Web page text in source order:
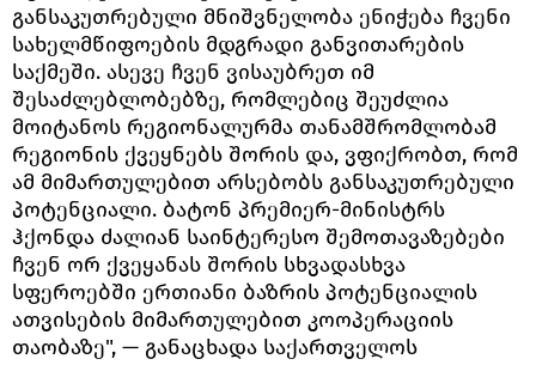
განსაკუთრებული მნიშვნელობა ენიჭება ჩვენი
სახელმწიფოების მდგრადი განვითარების
საქმეში. ასევე ჩვენ ვისაუბრეთ იმ
შესაძლებლობებზე, რომლებიც შეუძლია
მოიტანოს რეგიონალურმა თანამშრომლობამ
რეგიონის ქვეყნებს შორის და, ვფიქრობთ, რომ
ამ მიმართულებით არსებობს განსაკუთრებული
პოტენციალი. ბატონ პრემიერ-მინისტრს
ჰქონდა ძალიან საინტერესო შემოთავაზებები
ჩვენ ორ ქვეყანას შორის სხვადასხვა
სფეროებში ერთიანი ბაზრის პოტენციალის
ათვისების მიმართულებით კოოპერაციის
თაობაზე", — განაცხადა საქართველოს